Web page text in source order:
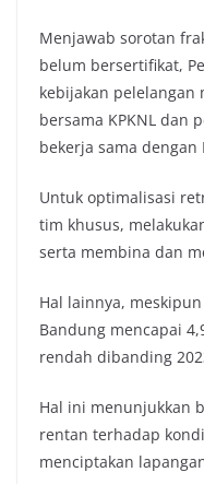
Menjawab sorotan
belum bersertifikat,
kebijakan pelelangan
bersama KPKNL dan
bekerja sama dengan
Untuk optimalisasi
tim khusus,
serta membina dan
Hal lainnya,
Bandung mencapai
rendah dibanding
Hal ini menunjukkan
rentan terhadap
menciptakan